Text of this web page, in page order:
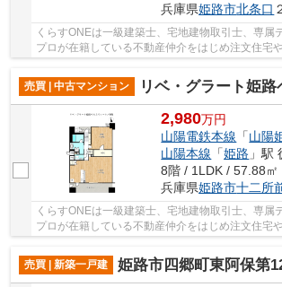
兵庫県姫路市北条口
くらすONEは一級建築士、宅地建物取引士、専属
プロが在籍している不動産仲介をはじめ注文住宅
売買 | 中古マンション
リベ・グラート姫路ベル
2,980万円
山陽電鉄本線 「山陽
山陽本線 「姫路 」駅
8階 / 1LDK / 57.88㎡
兵庫県姫路市十二所
くらすONEは一級建築士、宅地建物取引士、専属
プロが在籍している不動産仲介をはじめ注文住宅
売買 | 新築一戸建
姫路市四郷町東阿保第